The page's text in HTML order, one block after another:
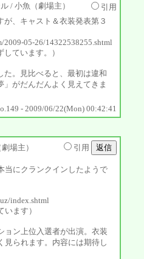
/ 小魚（劇場主）
引用
が、キャスト＆衣装発表第３
2009-05-26/14322538255.shtml
しています。）
た。見比べると、最初は違和
」がだんだんよく見えてきま
- 2009/06/22(Mon) 00:42:41
場主） 引用
当にクランクインしたようで
index.shtml
います）
ョン上位入選者が出演。衣装
見られます。内容には期待し